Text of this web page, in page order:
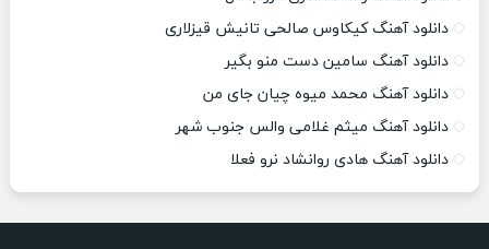
دانلود آهنگ کیکاوس صالحی تانیش قیزلاری
دانلود آهنگ سامین دست منو بگیر
دانلود آهنگ محمد میوه چیان جای من
دانلود آهنگ میثم غلامی والس جنوب شهر
دانلود آهنگ هادی روانشاد نرو فعلا